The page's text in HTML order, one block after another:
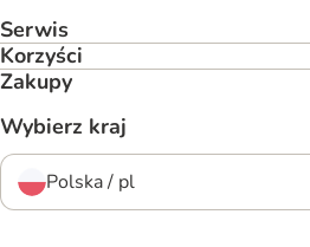
Serwis
Korzyści
Zakupy
Wybierz kraj
Polska / pl